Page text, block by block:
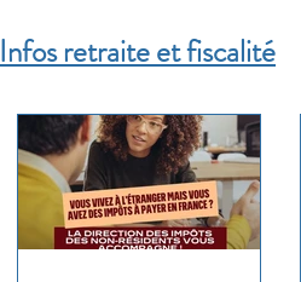
Infos retraite et fiscalité